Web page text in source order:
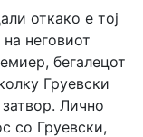
откако е тој
неговиот
бегалецот
Груевски
Лично
со Груевски,